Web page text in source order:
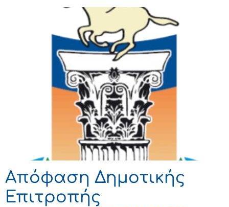
Απόφαση Δημοτικής
Επιτροπής